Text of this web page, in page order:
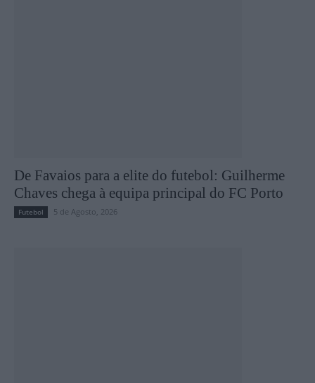
De Favaios para a elite do futebol: Guilherme
Chaves chega à equipa principal do FC Porto
Futebol 5 de Agosto, 2026